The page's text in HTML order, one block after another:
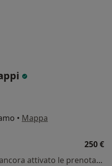
• Mappa
250 €
Questo dottore non ha ancora attivato le prenotazioni online presso questo indirizzo.